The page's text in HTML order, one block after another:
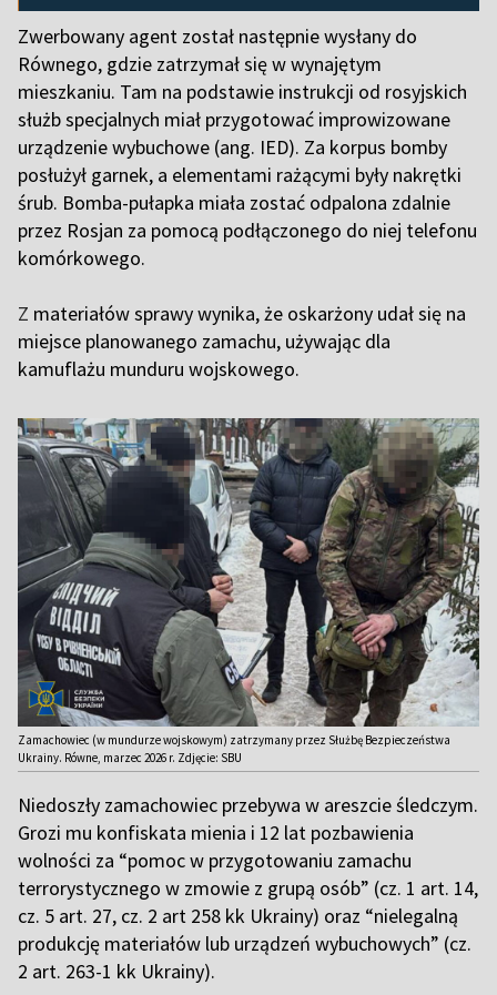
Zwerbowany agent został następnie wysłany do
Równego, gdzie zatrzymał się w wynajętym
mieszkaniu. Tam na podstawie instrukcji od rosyjskich
służb specjalnych miał przygotować improwizowane
urządzenie wybuchowe (ang. IED). Za korpus bomby
posłużył garnek, a elementami rażącymi były nakrętki
śrub. Bomba-pułapka miała zostać odpalona zdalnie
przez Rosjan za pomocą podłączonego do niej telefonu
komórkowego.
Z materiałów sprawy wynika, że oskarżony udał się na
miejsce planowanego zamachu, używając dla
kamuflażu munduru wojskowego.
Zamachowiec (w mundurze wojskowym) zatrzymany przez Służbę Bezpieczeństwa
Ukrainy. Równe, marzec 2026 r. Zdjęcie: SBU
Niedoszły zamachowiec przebywa w areszcie śledczym.
Grozi mu konfiskata mienia i 12 lat pozbawienia
wolności za “pomoc w przygotowaniu zamachu
terrorystycznego w zmowie z grupą osób” (cz. 1 art. 14,
cz. 5 art. 27, cz. 2 art 258 kk Ukrainy) oraz “nielegalną
produkcję materiałów lub urządzeń wybuchowych” (cz.
2 art. 263-1 kk Ukrainy).